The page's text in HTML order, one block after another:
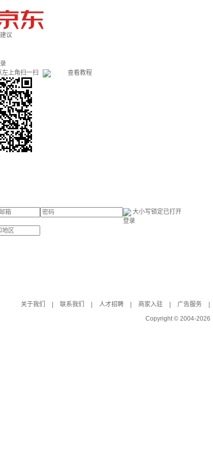
议
左上角扫一扫 查看教程
大小写锁定已打开
登录
关于我们
联系我们 人才招聘 商家入驻 广告服务
Copyright © 2004-2026